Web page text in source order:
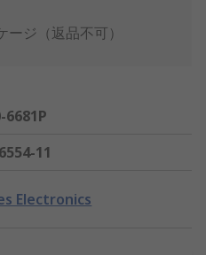
ジ（返品不可）
6681P
11
Electronics